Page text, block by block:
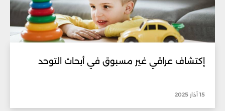
إكتشاف عراقي غير مسبوق في أبحاث التوحد
15 آذار 2025